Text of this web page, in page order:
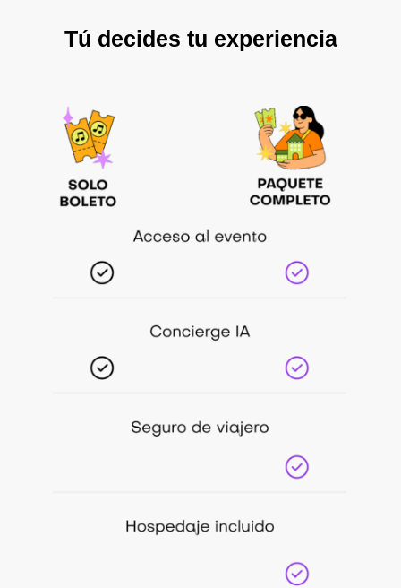
Tú decides tu experiencia